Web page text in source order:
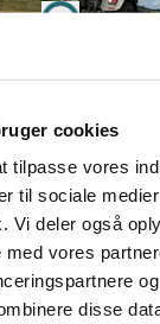
cookies
tilpasse vores
til sociale
Vi deler også
vores
disse
Loading...